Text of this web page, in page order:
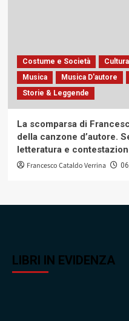
Costume e Società Cultura
Musica
Musica D'autore
Storie & Leggende
La scomparsa di
della canzone d’autore.
letteratura e
Francesco Cataldo Verrina
LIBRI IN EVIDENZA